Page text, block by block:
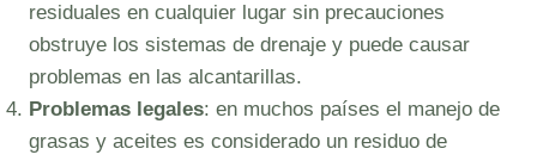
residuales en cualquier lugar sin precauciones
obstruye los sistemas de drenaje y puede causar
problemas en las alcantarillas.
Problemas legales: en muchos países el manejo de
grasas y aceites es considerado un residuo de